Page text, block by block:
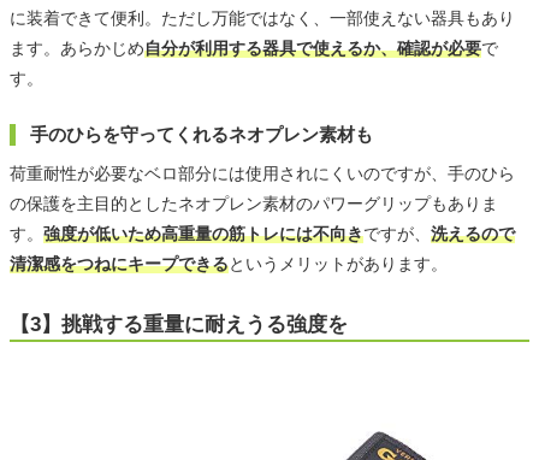
に装着できて便利。ただし万能ではなく、一部使えない器具もあり
ます。あらかじめ自分が利用する器具で使えるか、確認が必要で
す。
手のひらを守ってくれるネオプレン素材も
荷重耐性が必要なベロ部分には使用されにくいのですが、手のひら
の保護を主目的としたネオプレン素材のパワーグリップもありま
す。 強度が低いため高重量の筋トレには不向きですが、 洗えるので
清潔感をつねにキープできるというメリットがあります。
【3】挑戦する重量に耐えうる強度を